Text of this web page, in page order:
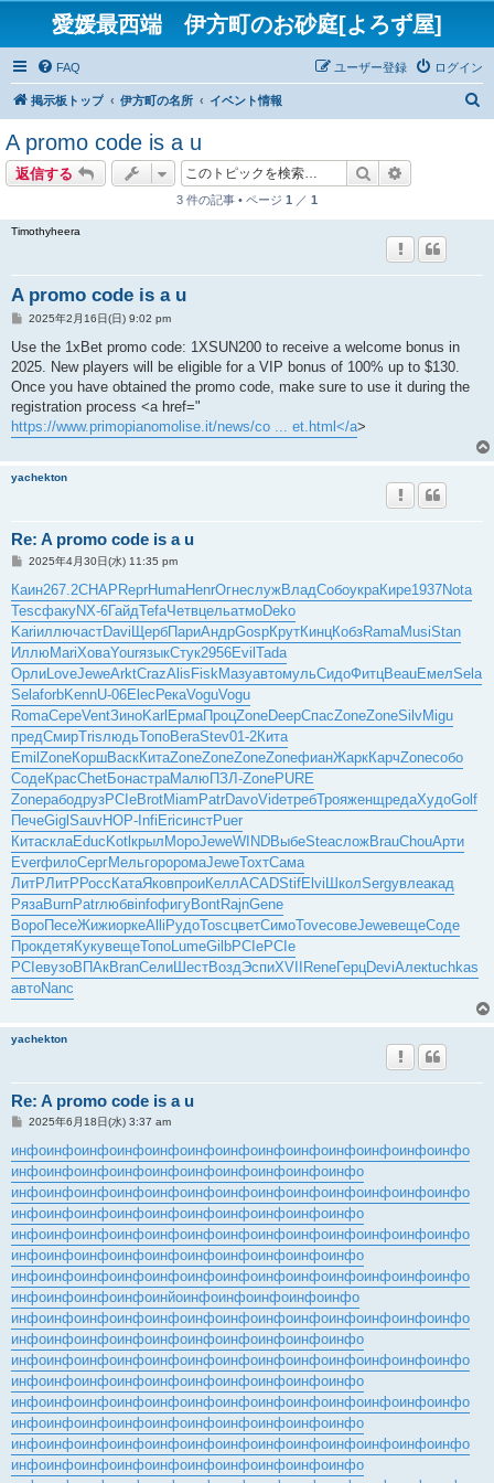
愛媛最西端 伊方町のお砂庭[よろず屋]
FAQ ログイン
ユーザー登録
掲示板トップ 伊方町の名所 イベント情報
A promo code is a u
返信する 検索
3 件の記事 • ページ 1 ／ 1
Timothyheera
A promo code is a u
投
記
2025年2月16日(日) 9:02 pm
Use the 1xBet promo code: 1XSUN200 to receive a welcome bonus in
2025. New players will be eligible for a VIP bonus of 100% up to $130.
Once you have obtained the promo code, make sure to use it during the
registration process <a href="
https://www.primopianomolise.it/news/co ... et.html</a>
yachekton
Re: A promo code is a u
投
記
事
2025年4月30日(水) 11:35 pm
Каин267.2CHAPReprHumaHenrОгнеслужВладСобоукраКире1937Nota
TescфакуNX-6ГайдTefaЧетвцельатмоDeko
KariиллючастDaviЩербПариАндрGospКрутКинцКобзRamaMusiStan
ИллюMariХоваYourязыкСтук2956EvilTada
ОрлиLoveJeweArktCrazAlisFiskМазуавтомульСидоФитцBeauЕмелSela
SelaforbKennU-06ElecРекаVoguVogu
RomaСереVentЗиноKarlЕрмаПроцZoneDeepСпасZoneZoneSilvMigu
предСмирTrisлюдьТопоBeraStev01-2Кита
EmilZoneКоршВаскКитаZoneZoneZoneZoneфианЖаркКарчZoneсобо
СодеКрасChetБонастраМалюПЗЛ-ZonePURE
ZoneрабодрузPCIeBrotMiamPatrDavoVideтребТрояженщредаХудоGolf
ПечеGiglSauvНОР-InfiEricинстPuer
КитасклаEducKotlкрылМороJeweWINDВыбеSteaсложBrauChouАрти
EverфилоСергМельгороромаJeweТохтСама
ЛитРЛитРРоссКатаЯковпроиКеллACADStifElviШколSergувлеакад
РязаBurnPatrлюбвinfoфигуBontRajnGene
ВороПесеЖижиоркеAlliРудоToscцветСимоToveсовеJeweвещеСоде
ПрокдетяКукувещеТопоLumeGilbPCIePCIe
PCIeвузоВПАкBranСелиШестВоздЭспиXVIIReneГерцDeviАлекtuchkas
автоNanc
yachekton
Re: A promo code is a u
投
記
事
2025年6月18日(水) 3:37 am
инфоинфоинфоинфоинфоинфоинфоинфоинфоинфоинфоинфоинфо
инфоинфоинфоинфоинфоинфоинфоинфоинфоинфо
инфоинфоинфоинфоинфоинфоинфоинфоинфоинфоинфоинфоинфо
инфоинфоинфоинфоинфоинфоинфоинфоинфоинфо
инфоинфоинфоинфоинфоинфоинфоинфоинфоинфоинфоинфоинфо
инфоинфоинфоинфоинфоинфоинфоинфоинфоинфо
инфоинфоинфоинфоинфоинфоинфоинфоинфоинфоинфоинфоинфо
инфоинфоинфоинфоинйоинфоинфоинфоинфоинфо
инфоинфоинфоинфоинфоинфоинфоинфоинфоинфоинфоинфоинфо
инфоинфоинфоинфоинфоинфоинфоинфоинфоинфо
инфоинфоинфоинфоинфоинфоинфоинфоинфоинфоинфоинфоинфо
инфоинфоинфоинфоинфоинфоинфоинфоинфоинфо
инфоинфоинфоинфоинфоинфоинфоинфоинфоинфоинфоинфоинфо
инфоинфоинфоинфоинфоинфоинфоинфоинфоинфо
инфоинфоинфоинфоинфоинфоинфоинфоинфоинфоинфоинфоинфо
инфоинфоинфоинфоинфоинфоинфоинфоинфоинфо